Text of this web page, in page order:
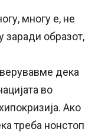
многу е, не
заради образот,
дека
во
Ако
треба нонстоп